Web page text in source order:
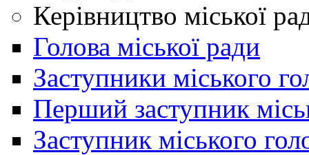
Керівництво міської
Голова міської ради
Заступники міського
Перший заступник
Заступник міського